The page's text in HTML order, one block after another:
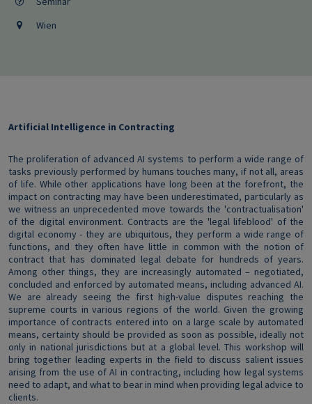
Wien
Artificial Intelligence in Contracting
The proliferation of advanced AI systems to perform a wide range of
tasks previously performed by humans touches many, if not all, areas
of life. While other applications have long been at the forefront, the
impact on contracting may have been underestimated, particularly as
we witness an unprecedented move towards the 'contractualisation'
of the digital environment. Contracts are the 'legal lifeblood' of the
digital economy - they are ubiquitous, they perform a wide range of
functions, and they often have little in common with the notion of
contract that has dominated legal debate for hundreds of years.
Among other things, they are increasingly automated – negotiated,
concluded and enforced by automated means, including advanced AI.
We are already seeing the first high-value disputes reaching the
supreme courts in various regions of the world. Given the growing
importance of contracts entered into on a large scale by automated
means, certainty should be provided as soon as possible, ideally not
only in national jurisdictions but at a global level. This workshop will
bring together leading experts in the field to discuss salient issues
arising from the use of AI in contracting, including how legal systems
need to adapt, and what to bear in mind when providing legal advice to
clients.